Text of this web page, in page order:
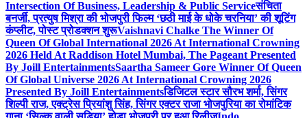
Intersection Of Business, Leadership & Public Serviceसंचिता
बनर्जी, प्रत्युष मिश्रा की भोजपुरी फिल्म ‘छठी माई के धोके चरनिया’ की शूटिंग
कंप्लीट, पोस्ट प्रोडक्शन शुरूVaishnavi Chalke The Winner Of
Queen Of Global International 2026 At International Crowning
2026 Held At Raddison Hotel Mumbai, The Pageant Presented
By Joill EntertainmentsSaartha Sameer Gore Winner Of Queen
Of Global Universe 2026 At International Crowning 2026
Presented By Joill Entertainmentsडिजिटल स्टार सौरभ शर्मा, सिंगर
शिल्पी राज, एक्ट्रेस प्रियांशु सिंह, सिंगर एक्टर राजा भोजपुरिया का रोमांटिक